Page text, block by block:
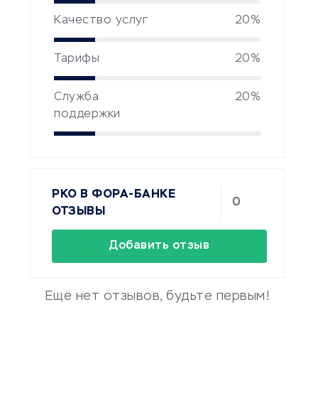
Качество услуг 20%
Тарифы 20%
Служба
поддержки
20%
РКО В ФОРА-БАНКЕ
ОТЗЫВЫ
0
Добавить отзыв
Ещё нет отзывов, будьте первым!